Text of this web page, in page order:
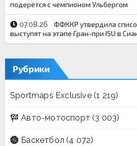
подерётся с чемпионом Ульбергом
07.08.26
ФФККР утвердила
выступят на этапе Гран-при ISU в
Рубрики
Sportmaps Exclusive(1 219)
Авто-мотоспорт (3 003)
Баскетбол (4 072)